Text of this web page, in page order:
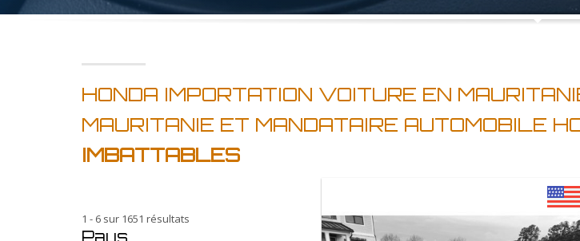
HONDA IMPORTATION VOITURE EN
MAURITANIE ET MANDATAIRE AUTOMOBILE
IMBATTABLES
1 - 6 sur 1651 résultats
Pays